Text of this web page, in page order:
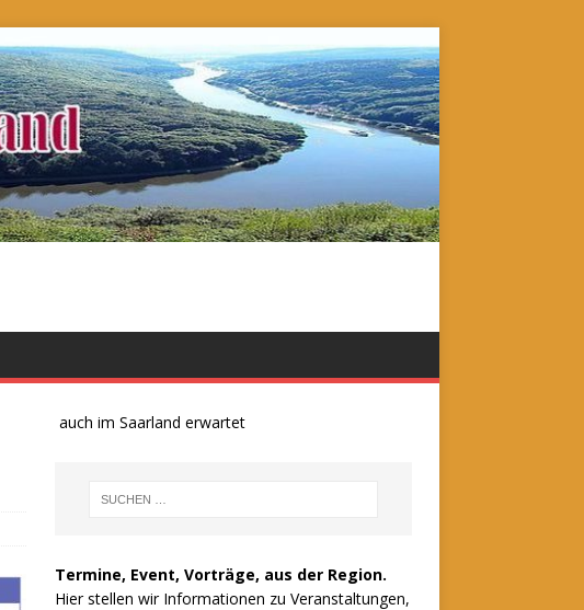
auch im Saarland erwartet
Termine, Event, Vorträge, aus der Region.
Hier stellen wir Informationen zu Veranstaltungen,